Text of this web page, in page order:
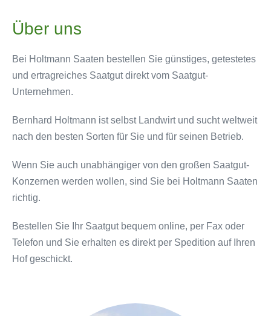
Über uns
Bei Holtmann Saaten bestellen Sie günstiges, getestetes
und ertragreiches Saatgut direkt vom Saatgut-
Unternehmen.
Bernhard Holtmann ist selbst Landwirt und sucht weltweit
nach den besten Sorten für Sie und für seinen Betrieb.
Wenn Sie auch unabhängiger von den großen Saatgut-
Konzernen werden wollen, sind Sie bei Holtmann Saaten
richtig.
Bestellen Sie Ihr Saatgut bequem online, per Fax oder
Telefon und Sie erhalten es direkt per Spedition auf Ihren
Hof geschickt.